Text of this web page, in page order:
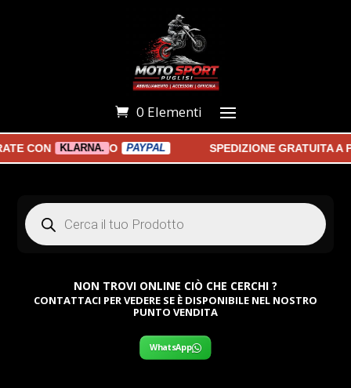
0 Elementi
CON KLARNA. O PAYPAL SPEDIZIONE GRATUITA A
Products
search
NON TROVI ONLINE CIÒ CHE CERCHI ?
CONTATTACI PER VEDERE SE È DISPONIBILE NEL NOSTRO
PUNTO VENDITA
WhatsApp